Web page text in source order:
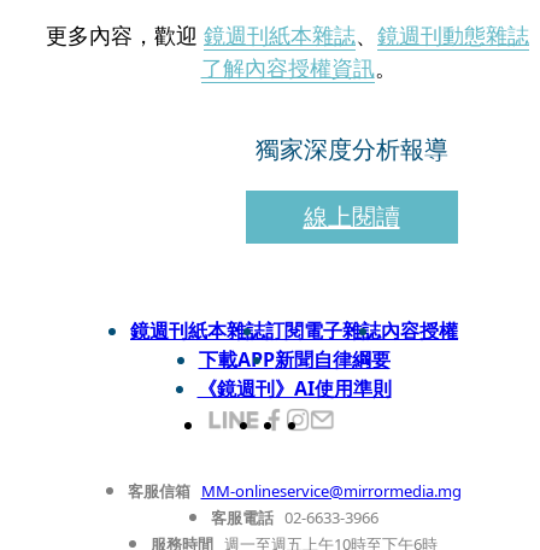
更多內容，歡迎 鏡週刊紙本雜誌、 鏡週刊動態雜誌
了解內容授權資訊。
獨家深度分析報導
線上閱讀
鏡週刊紙本雜誌訂閱電子雜誌內容授權
下載APP新聞自律綱要
《鏡週刊》AI使用準則
客服信箱 MM-onlineservice@mirrormedia.mg
客服電話 02-6633-3966
服務時間 週一至週五上午10時至下午6時